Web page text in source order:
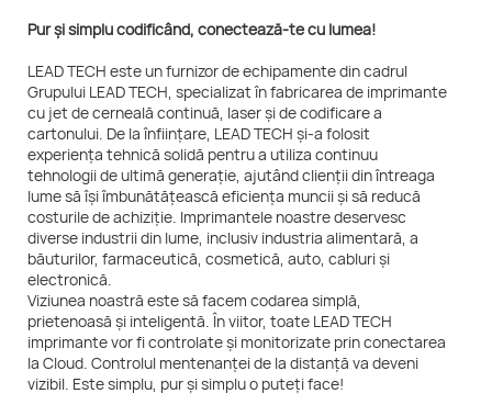
Pur și simplu codificând, conectează-te cu lumea!
LEAD TECH este un furnizor de echipamente din cadrul
Grupului LEAD TECH, specializat în fabricarea de imprimante
cu jet de cerneală continuă, laser și de codificare a
cartonului. De la înființare, LEAD TECH și-a folosit
experiența tehnică solidă pentru a utiliza continuu
tehnologii de ultimă generație, ajutând clienții din întreaga
lume să își îmbunătățească eficiența muncii și să reducă
costurile de achiziție. Imprimantele noastre deservesc
diverse industrii din lume, inclusiv industria alimentară, a
băuturilor, farmaceutică, cosmetică, auto, cabluri și
electronică.
Viziunea noastră este să facem codarea simplă,
prietenoasă și inteligentă. În viitor, toate LEAD TECH
imprimante vor fi controlate și monitorizate prin conectarea
la Cloud. Controlul mentenanței de la distanță va deveni
vizibil. Este simplu, pur și simplu o puteți face!